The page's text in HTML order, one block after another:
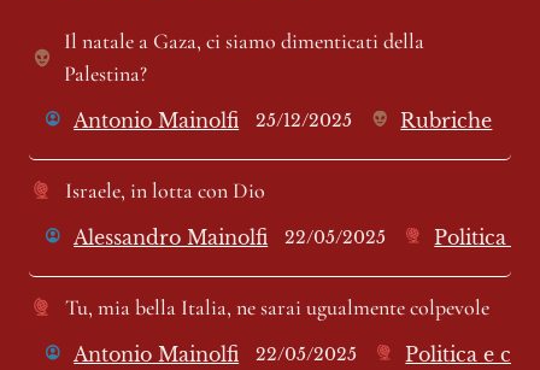
Il natale a Gaza, ci siamo dimenticati della
Palestina?
Antonio Mainolfi 25/12/2025 Rubriche
Israele, in lotta con Dio
Alessandro Mainolfi 22/05/2025 Politica e
Tu, mia bella Italia, ne sarai ugualmente colpevole
Antonio Mainolfi 22/05/2025 Politica e